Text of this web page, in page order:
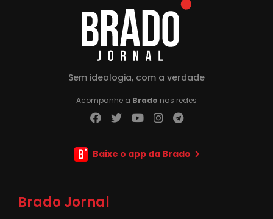
Sem ideologia, com a verdade
Acompanhe a Brado nas redes
Baixe o app da Brado
Brado Jornal